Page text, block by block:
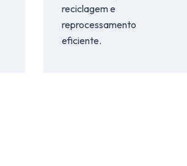
reciclagem e
reprocessamento
eficiente.